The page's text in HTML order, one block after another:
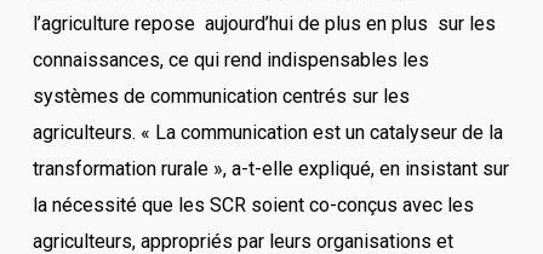
l’agriculture repose aujourd’hui de plus en plus sur les
connaissances, ce qui rend indispensables les
systèmes de communication centrés sur les
agriculteurs. « La communication est un catalyseur de la
transformation rurale », a-t-elle expliqué, en insistant sur
la nécessité que les SCR soient co-conçus avec les
agriculteurs, appropriés par leurs organisations et